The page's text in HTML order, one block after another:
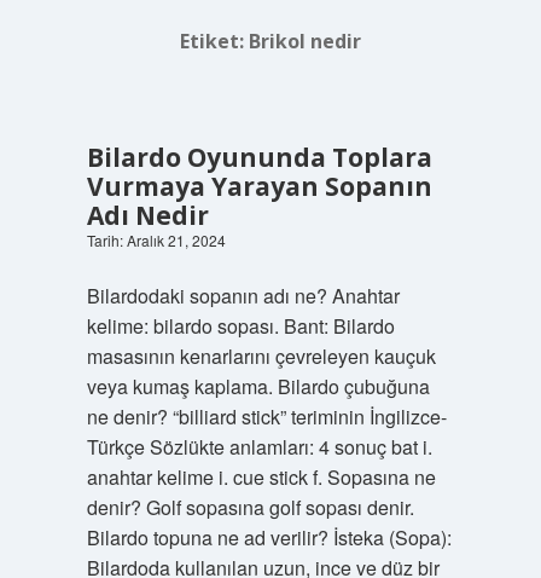
Etiket: Brikol nedir
Bilardo Oyununda Toplara
Vurmaya Yarayan Sopanın
Adı Nedir
Tarih: Aralık 21, 2024
Bilardodaki sopanın adı ne? Anahtar
kelime: bilardo sopası. Bant: Bilardo
masasının kenarlarını çevreleyen kauçuk
veya kumaş kaplama. Bilardo çubuğuna
ne denir? “billiard stick” teriminin İngilizce-
Türkçe Sözlükte anlamları: 4 sonuç bat i.
anahtar kelime i. cue stick f. Sopasına ne
denir? Golf sopasına golf sopası denir.
Bilardo topuna ne ad verilir? İsteka (Sopa):
Bilardoda kullanılan uzun, ince ve düz bir